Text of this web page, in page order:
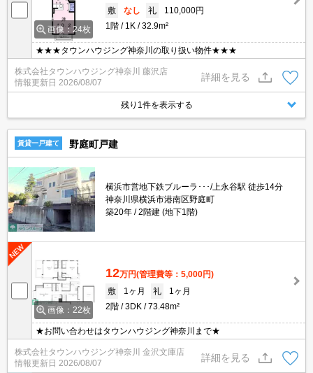
画像：24枚
敷
なし 礼
110,000円
1階
1K 32.9m²
★★★タウンハウジング神奈川の取り扱い物件★★★
株式会社タウンハウジング神奈川 藤沢店
情報更新日 2026/08/07
詳細を見る
残り1件を表示する
賃貸一戸建て 野庭町戸建
横浜市営地下鉄ブルーラ･･･/上永谷駅 徒歩14分
神奈川県横浜市港南区野庭町
築20年
2階建 (地下1階)
画像：22枚
12万円(管理費等：5,000円)
敷
1ヶ月 礼
1ヶ月
2階
3DK 73.48m²
★お問い合わせはタウンハウジング神奈川まで★
株式会社タウンハウジング神奈川 金沢文庫店
情報更新日 2026/08/07
詳細を見る